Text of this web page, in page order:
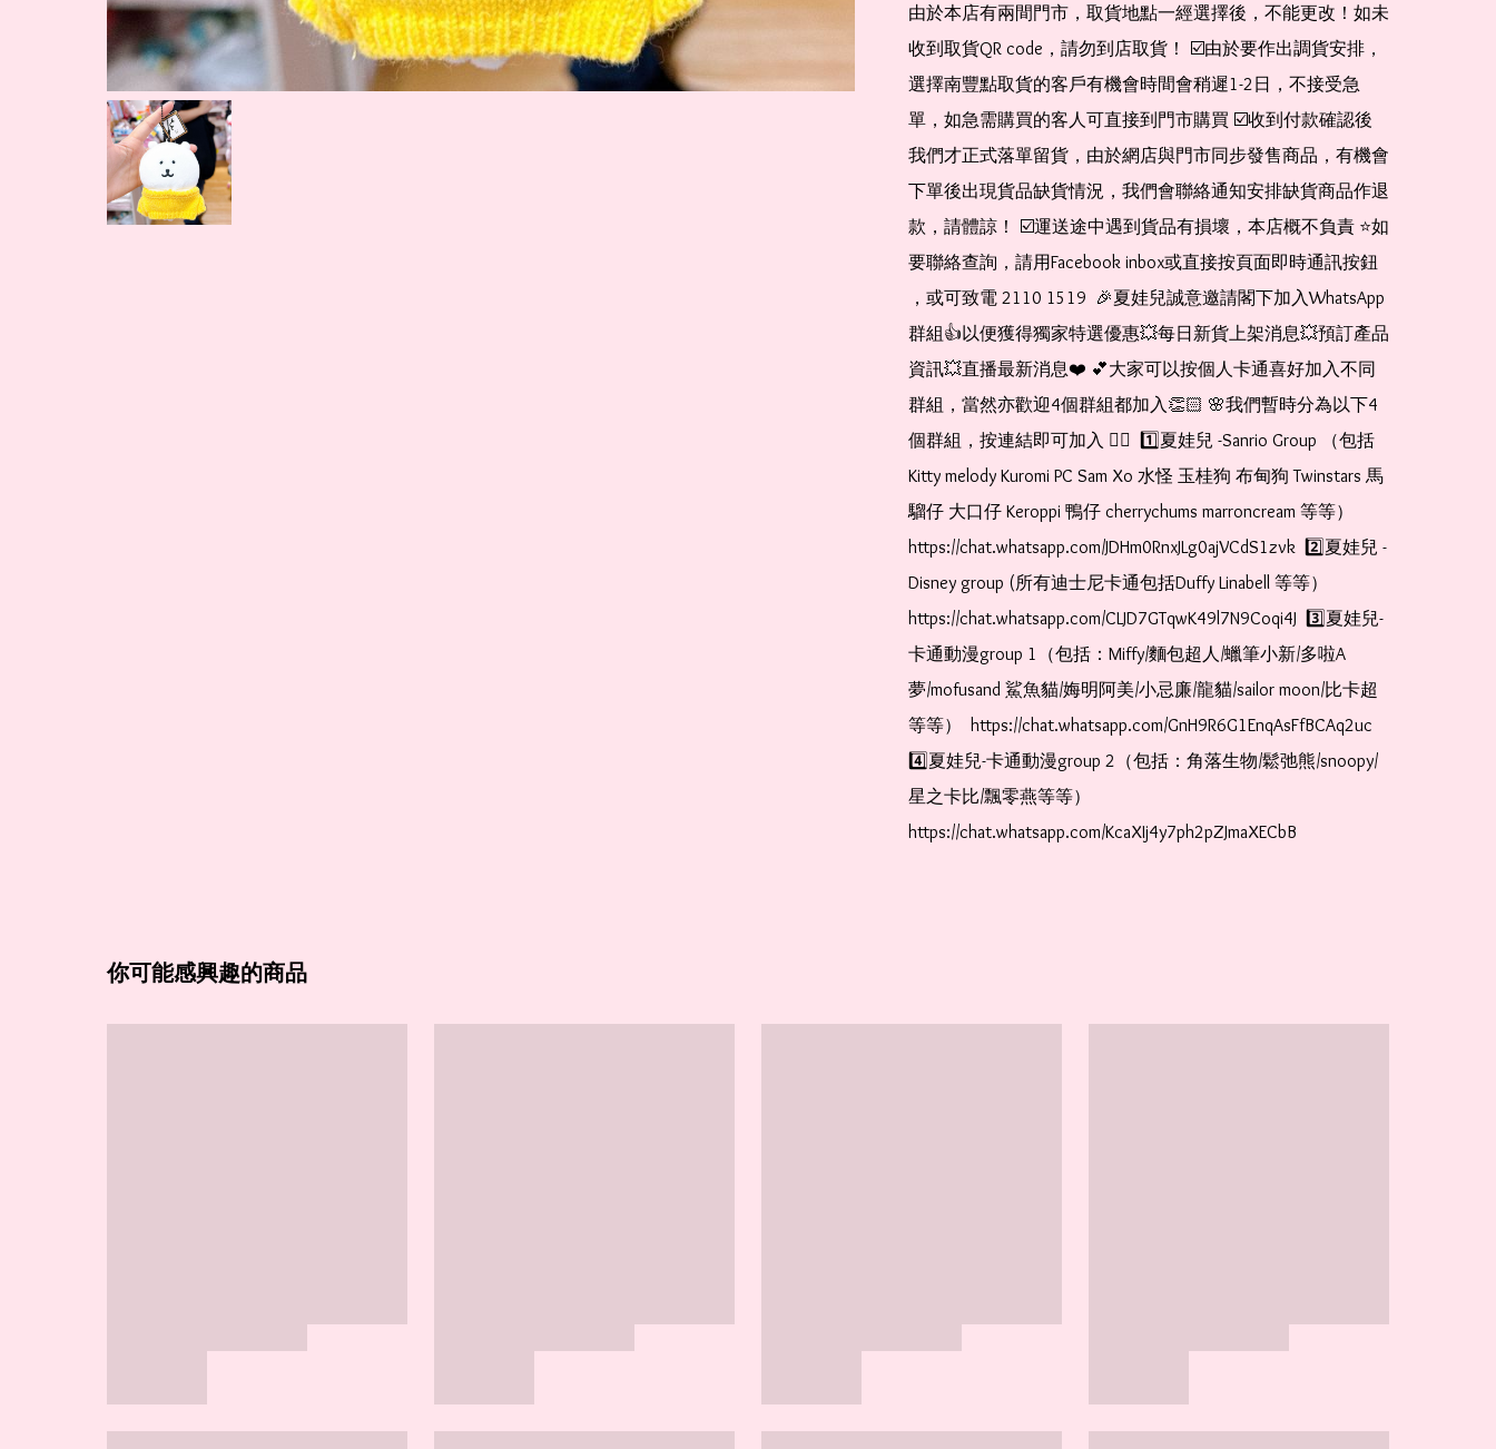
由於本店有兩間門市，取貨地點一經選擇後，不能更改！如未
收到取貨QR code，請勿到店取貨！ ☑️由於要作出調貨安排，
選擇南豐點取貨的客戶有機會時間會稍遲1-2日，不接受急
單，如急需購買的客人可直接到門市購買 ☑️收到付款確認後
我們才正式落單留貨，由於網店與門市同步發售商品，有機會
下單後出現貨品缺貨情況，我們會聯絡通知安排缺貨商品作退
款，請體諒！ ☑️運送途中遇到貨品有損壞，本店概不負責 ⭐️如
要聯絡查詢，請用Facebook inbox或直接按頁面即時通訊按鈕
，或可致電 2110 1519  🎉夏娃兒誠意邀請閣下加入WhatsApp
群組👍以便獲得獨家特選優惠💥每日新貨上架消息💥預訂產品
資訊💥直播最新消息❤️ 💕大家可以按個人卡通喜好加入不同
群組，當然亦歡迎4個群組都加入👏🏻 🌸我們暫時分為以下4
個群組，按連結即可加入 👇🏻  1️⃣夏娃兒 -Sanrio Group （包括
Kitty melody Kuromi PC Sam Xo 水怪 玉桂狗 布甸狗 Twinstars 馬
騮仔 大口仔 Keroppi 鴨仔 cherrychums marroncream 等等）
https://chat.whatsapp.com/JDHm0RnxJLg0ajVCdS1zvk  2️⃣夏娃兒 -
Disney group (所有迪士尼卡通包括Duffy Linabell 等等）
https://chat.whatsapp.com/CLJD7GTqwK49l7N9Coqi4J  3️⃣夏娃兒-
卡通動漫group 1（包括：Miffy/麵包超人/蠟筆小新/多啦A
夢/mofusand 鯊魚貓/娒明阿美/小忌廉/龍貓/sailor moon/比卡超
等等）  https://chat.whatsapp.com/GnH9R6G1EnqAsFfBCAq2uc
4️⃣夏娃兒-卡通動漫group 2（包括：角落生物/鬆弛熊/snoopy/
星之卡比/飄零燕等等）
https://chat.whatsapp.com/KcaXIj4y7ph2pZJmaXECbB
你可能感興趣的商品